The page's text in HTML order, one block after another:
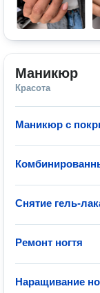
Маникюр
Красота
Маникюр с
Снятие гель-
Ремонт ногтя
Наращивание